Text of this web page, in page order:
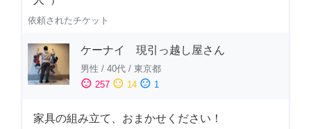
依頼されたチケット
ケーナイ 現引っ越し屋さん
男性 / 40代 / 東京都
sentiment_satisfied 257 sentiment_neutral 14 sentiment_dissatisfied 1
家具の組み立て、おまかせください！